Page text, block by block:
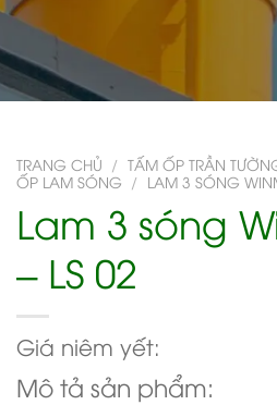
TRANG CHỦ / TẤM ỐP TRẦN
ỐP LAM SÓNG / LAM 3 SÓNG
Lam 3 sóng
– LS 02
Giá niêm yết:
Mô tả sản phẩm: